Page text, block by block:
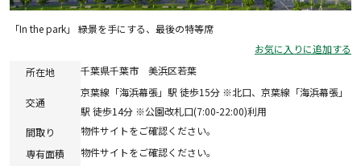
「In the park」 緑景を手にする、最後の特等席
お気に入りに追加する
所在地
千葉県千葉市 美浜区若葉
専有面積 物件サイトをご確認ください。
交通
京葉線「海浜幕張」駅 徒歩15分 ※北口、京葉線「海浜幕張」
駅 徒歩14分 ※公園改札口(7:00-22:00)利用
間取り 物件サイトをご確認ください。